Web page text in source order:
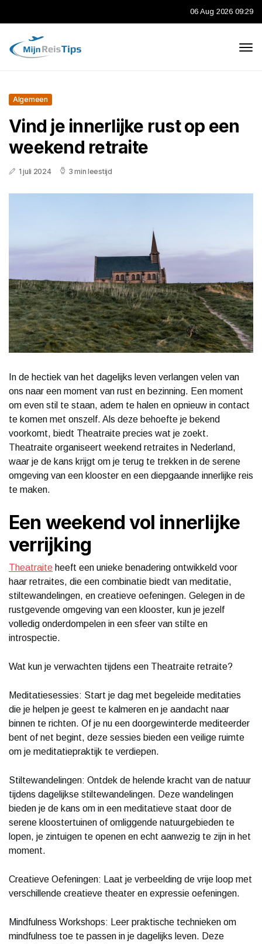
06 Aug 2026 09:29
Algemeen
Vind je innerlijke rust op een
weekend retraite
1 juli 2024 3 min leestijd
In de hectiek van het dagelijks leven verlangen velen van
ons naar een moment van rust en bezinning. Een moment
om even stil te staan, adem te halen en opnieuw in contact
te komen met onszelf. Als deze behoefte je bekend
voorkomt, biedt Theatraite precies wat je zoekt.
Theatraite organiseert weekend retraites in Nederland,
waar je de kans krijgt om je terug te trekken in de serene
omgeving van een klooster en een diepgaande innerlijke reis
te maken.
Een weekend vol innerlijke
verrijking
Theatraite heeft een unieke benadering ontwikkeld voor
haar retraites, die een combinatie biedt van meditatie,
stiltewandelingen, en creatieve oefeningen. Gelegen in de
rustgevende omgeving van een klooster, kun je jezelf
volledig onderdompelen in een sfeer van stilte en
introspectie.
Wat kun je verwachten tijdens een Theatraite retraite?
Meditatiesessies: Start je dag met begeleide meditaties
die je helpen je geest te kalmeren en je aandacht naar
binnen te richten. Of je nu een doorgewinterde mediteerder
bent of net begint, deze sessies bieden een veilige ruimte
om je meditatiepraktijk te verdiepen.
Stiltewandelingen: Ontdek de helende kracht van de natuur
tijdens dagelijkse stiltewandelingen. Deze wandelingen
bieden je de kans om in een meditatieve staat door de
serene kloostertuinen of omliggende natuurgebieden te
lopen, je zintuigen te openen en echt aanwezig te zijn in het
moment.
Creatieve Oefeningen: Laat je verbeelding de vrije loop met
verschillende creatieve theater en expressie oefeningen.
Mindfulness Workshops: Leer praktische technieken om
mindfulness toe te passen in je dagelijks leven. Deze